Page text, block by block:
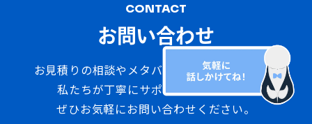
CONTACT
お問い合わせ
お見積りの相談やメタバースのデモ体験など、
私たちが丁寧にサポートいたします。
ぜひお気軽にお問い合わせください。